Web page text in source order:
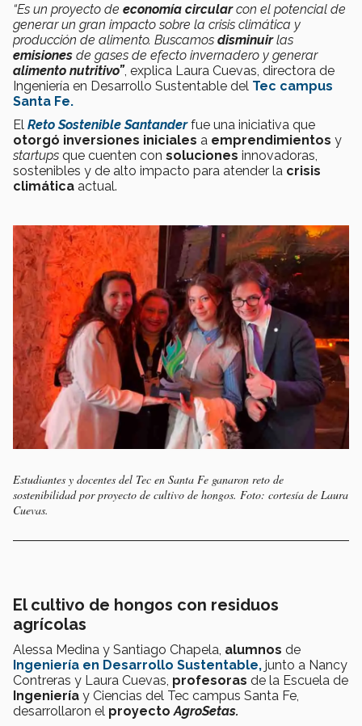
“Es un proyecto de economía circularcon el potencial de
generar un gran impacto sobre la crisis climática y
producción de alimento. Buscamos disminuirlas
emisiones de gases de efecto invernadero y generar
alimento nutritivo”, explica Laura Cuevas, directora de
Ingeniería en Desarrollo Sustentable del Tec campus
Santa Fe.
El Reto Sostenible Santanderfue una iniciativa que
otorgó inversiones iniciales a emprendimientos y
startups que cuenten con soluciones innovadoras,
sostenibles y de alto impacto para atender la crisis
climática actual.
Estudiantes y docentes del Tec en Santa Fe ganaron reto de
sostenibilidad por proyecto de cultivo de hongos. Foto: cortesía de Laura
Cuevas.
El cultivo de hongos con residuos
agrícolas
Alessa Medina y Santiago Chapela, alumnos de
Ingeniería en Desarrollo Sustentable, junto a Nancy
Contreras y Laura Cuevas, profesoras de la Escuela de
Ingeniería y Ciencias del Tec campus Santa Fe,
desarrollaron el proyectoAgroSetas.